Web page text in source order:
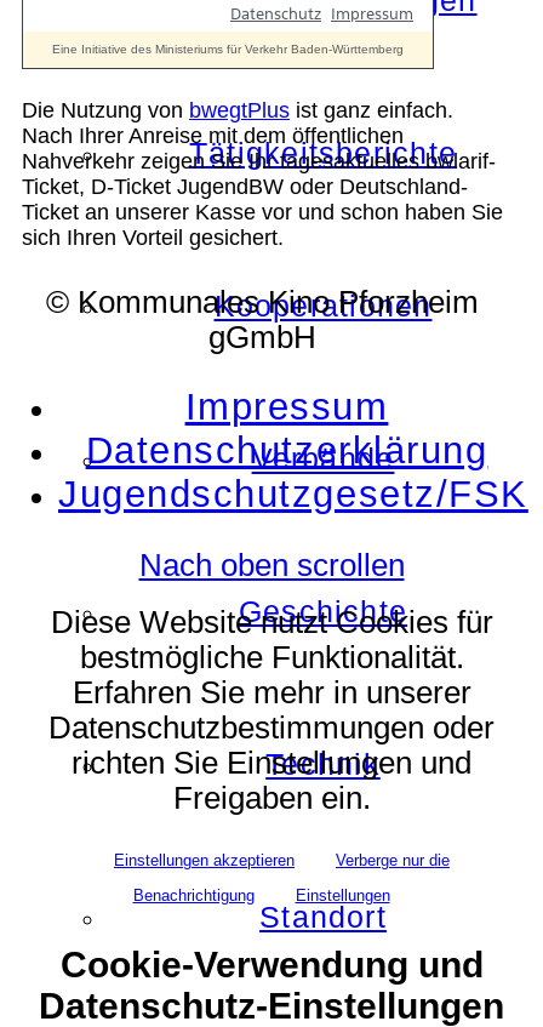
Tätigkeitsberichte
Kooperationen
Verbände
Geschichte
Technik
Standort
Die Nutzung von bwegtPlus ist ganz einfach.
Nach Ihrer Anreise mit dem öffentlichen
Nahverkehr zeigen Sie Ihr tagesaktuelles bwlarif-
Ticket, D-Ticket JugendBW oder Deutschland-
Ticket an unserer Kasse vor und schon haben Sie
sich Ihren Vorteil gesichert.
© Kommunales Kino Pforzheim
gGmbH
Impressum
Datenschutzerklärung
Jugendschutzgesetz/FSK
Nach oben scrollen
Diese Website nutzt Cookies für
bestmögliche Funktionalität.
Erfahren Sie mehr in unserer
Datenschutzbestimmungen oder
richten Sie Einstellungen und
Freigaben ein.
Einstellungen akzeptieren
Verberge nur die
Benachrichtigung
Einstellungen
Cookie-Verwendung und
Datenschutz-Einstellungen